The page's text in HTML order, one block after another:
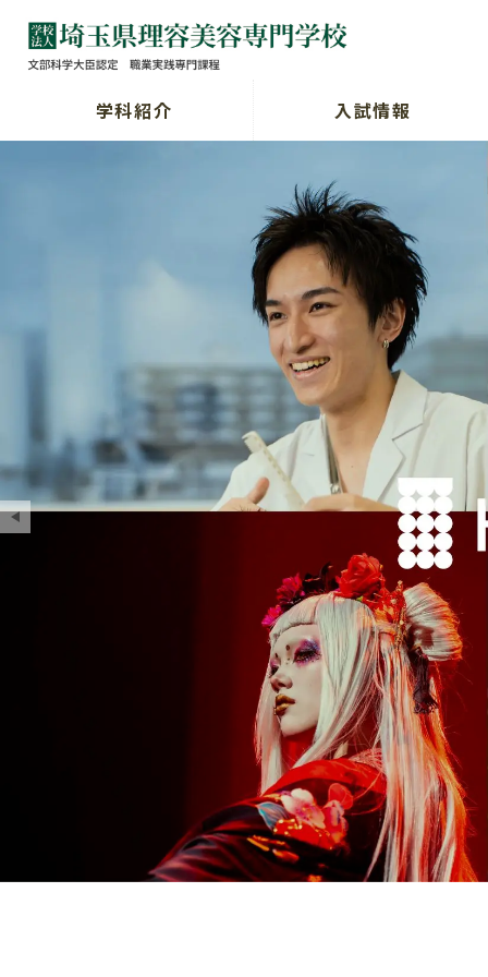
学科紹介 入試情報